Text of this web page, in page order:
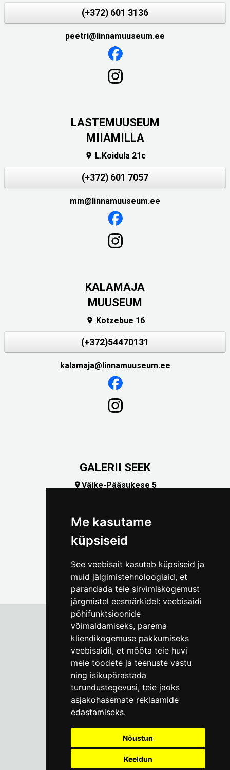
Me kasutame
küpsiseid
See veebisait kasutab küpsiseid ja
muid jälgimistehnoloogiaid, et
parandada teie sirvimiskogemust
järgmistel eesmärkidel: veebisaidi
põhifunktsioonide
võimaldamiseks, parema
kliendikogemuse pakkumiseks
veebisaidil, et mõõta teie huvi
meie toodete ja teenuste vastu
ning isikupärastada
turundustegevusi, teie jaoks
asjakohasemate reklaamide
edastamiseks.
Nõustun
Keeldun
(+372) 601 3136
peetri@linnamuuseum.ee
LASTEMUUSEUM
MIIAMILLA
 L.Koidula 21c
(+372) 601 7057
mm@linnamuuseum.ee
KALAMAJA
MUUSEUM
 Kotzebue 16
(+372)54470131
kalamaja@linnamuuseum.ee
GALERII SEEK
Väike-Pääsukese 5
Tallinna Linnamuuseum
Vene 17
E-R kell 9-17(+372) 610 4178
info@linnamuuseum.ee
Küpsisepoliitika